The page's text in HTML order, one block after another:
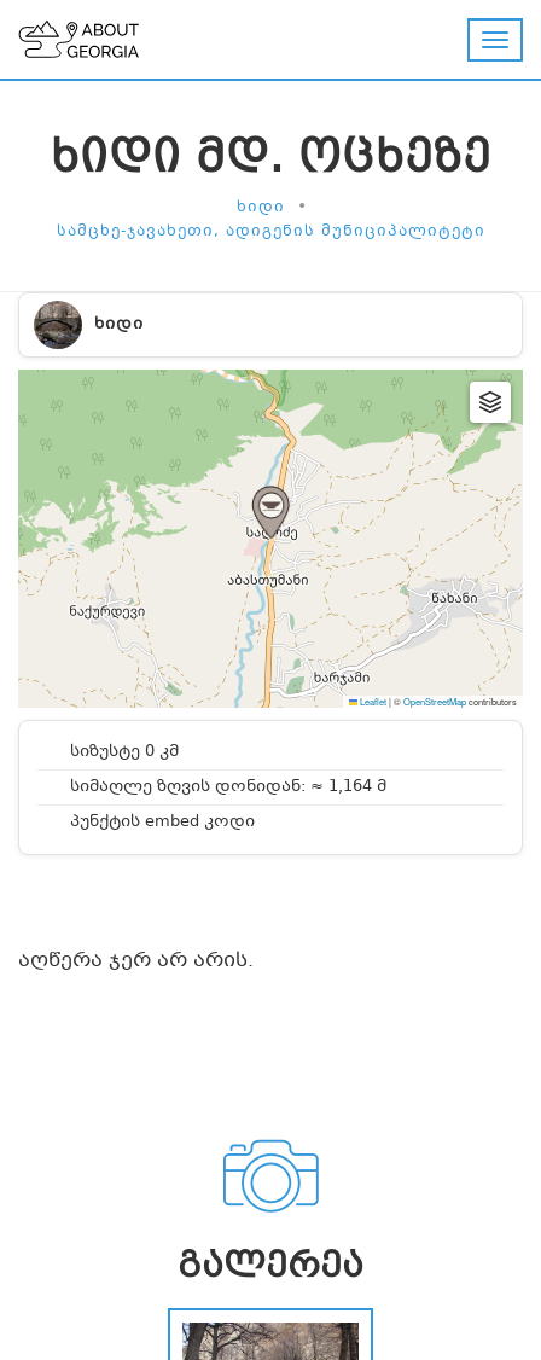
ᲮᲘᲓᲘ ᲛᲓ. ᲝᲪᲮᲔᲖᲔ
ᲮᲘᲓᲘ •
ᲡᲐᲛᲪᲮᲔ-ᲯᲐᲕᲐᲮᲔᲗᲘ, ᲐᲓᲘᲒᲔᲜᲘᲡ ᲛᲣᲜᲘᲪᲘᲞᲐᲚᲘᲢᲔᲢᲘ
ᲮᲘᲓᲘ
Leaflet|©OpenStreetMapcontributors
სიზუსტე 0 კმ
სიმაღლე ზღვის დონიდან: ≈ 1,164 მ
პუნქტის embed კოდი
აღწერა ჯერ არ არის.
ᲒᲐᲚᲔᲠᲔᲐ